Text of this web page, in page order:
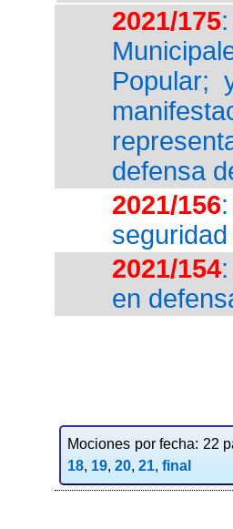
2021/175
Popular;
defensa
2021/156
2021/154
en
Mociones por fecha: 22
18, 19, 20, 21, final